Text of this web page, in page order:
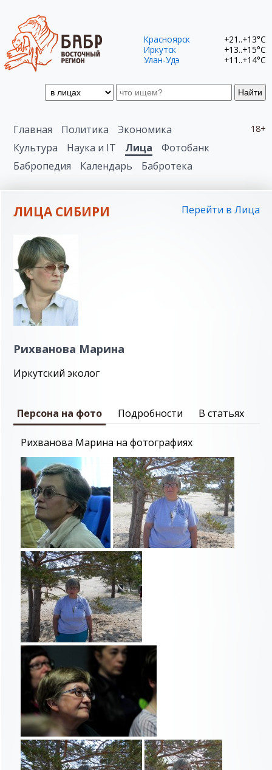
Найти
Красноярск
+21..+13°C
Иркутск
+13..+15°C
Улан-Удэ
+11..+14°C
18+
Главная Политика
Экономика
Культура
Наука и IT Лица
Фотобанк
Бабропедия
Календарь Бабротека
ЛИЦА СИБИРИ Перейти в Лица
Рихванова Марина
Иркутский эколог
Персона на фото Подробности В статьях
Рихванова Марина на фотографиях